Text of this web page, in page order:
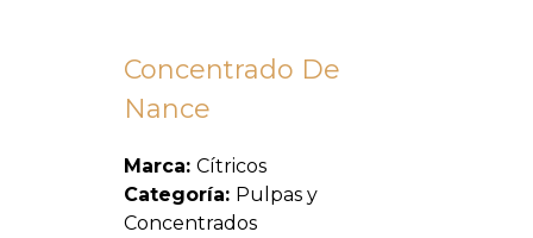
Concentrado De
Nance
Marca: Cítricos
Categoría: Pulpas y
Concentrados